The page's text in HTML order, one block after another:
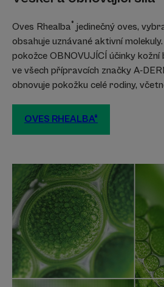
• ZKLIDŇUJE : zmírňuje pocity
sklonem k atopickému ekzému díky
Rhealba®.
Výhody textury
Parfemace
Jemně voní
* Podle normy OECD 301B
*Podle normy OECD 301B
Oves Rhealba® jedinečný oves,
obsahuje uznávané aktivní
pokožce OBNOVUJÍCÍ účinky
ve všech přípravcích značky A-
obnovuje pokožku celé rodiny,
OVES RHEALBA®